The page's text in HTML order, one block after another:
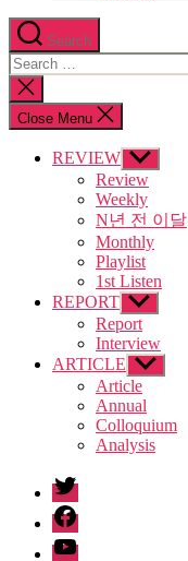
Search
Search
for:
Close
search
Close Menu
REVIEW Show
sub
menu
Review
Weekly
N년 전 이달
Monthly
Playlist
1st Listen
REPORT Show
sub
menu
Report
Interview
ARTICLE Show
sub
menu
Article
Annual
Colloquium
Analysis
twitter
facebook
Youtube